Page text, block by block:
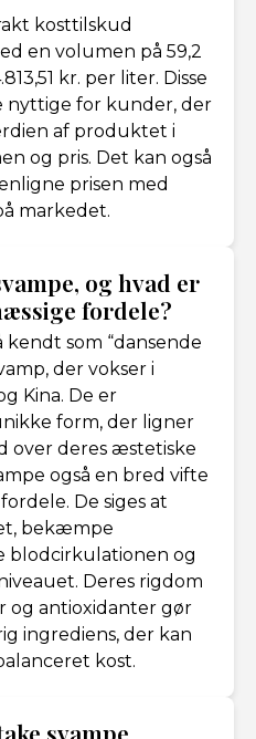
kosttilskud
en volumen på 59,2
kr. per liter. Disse
nyttige for kunder, der
af ​​produktet i
og pris. Det kan også
prisen med
markedet.
og hvad er
fordele?
kendt som “dansende
der vokser i
Kina. De er
form, der ligner
over deres æstetiske
også en bred vifte
De siges at
bekæmpe
blodcirkulationen og
Deres rigdom
og antioxidanter gør
ingrediens, der kan
kost.
svampe